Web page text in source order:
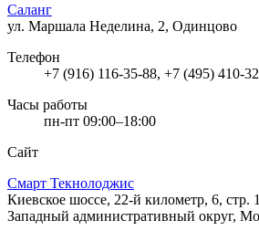
Саланг
ул. Маршала Неделина, 2, Одинцово
Телефон
+7 (916) 116-35-88, +7 (495) 410-
Часы работы
пн-пт 09:00–18:00
Сайт
Смарт Текнолоджис
Киевское шоссе, 22-й километр, 6, стр.
Западный административный округ,